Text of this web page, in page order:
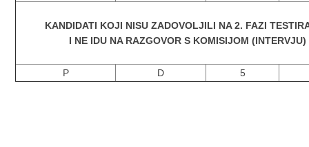
KANDIDATI KOJI NISU ZADOVOLJILI NA 2. FAZI
I NE IDU NA RAZGOVOR S KOMISIJOM (INTERVJU)
P D 5